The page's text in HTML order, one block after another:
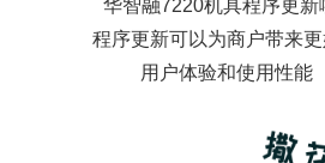
华智融7220机具程序更新
程序更新可以为商户带来
用户体验和使用性能